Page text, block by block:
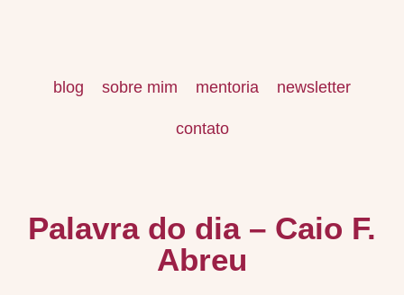
blog sobre mim mentoria newsletter
contato
Palavra do dia – Caio F.
Abreu